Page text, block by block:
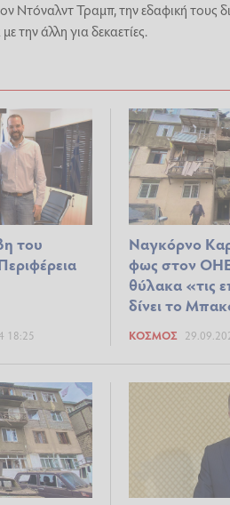
Ντόναλντ Τραμπ, την εδαφική τους
την άλλη για δεκαετίες.
του
18:25
Ναγκόρνο
φως στον ΟΗΕ
θύλακα «τις
δίνει το
ΚΌΣΜΟΣ